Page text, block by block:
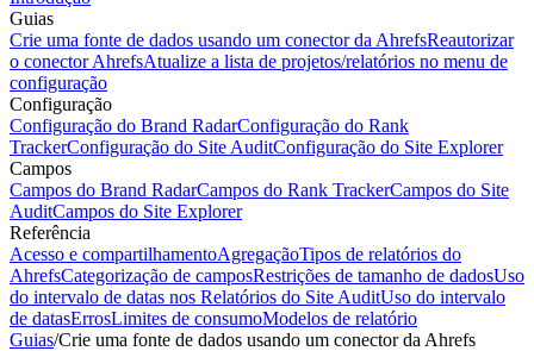
Guias
Crie uma fonte de dados usando um conector da AhrefsReautorizar
o conector AhrefsAtualize a lista de projetos/relatórios no menu de
configuração
Configuração
Configuração do Brand RadarConfiguração do Rank
TrackerConfiguração do Site AuditConfiguração do Site Explorer
Campos
Campos do Brand RadarCampos do Rank TrackerCampos do Site
AuditCampos do Site Explorer
Referência
Acesso e compartilhamentoAgregaçãoTipos de relatórios do
AhrefsCategorização de camposRestrições de tamanho de dadosUso
do intervalo de datas nos Relatórios do Site AuditUso do intervalo
de datasErrosLimites de consumoModelos de relatório
Guias/Crie uma fonte de dados usando um conector da Ahrefs